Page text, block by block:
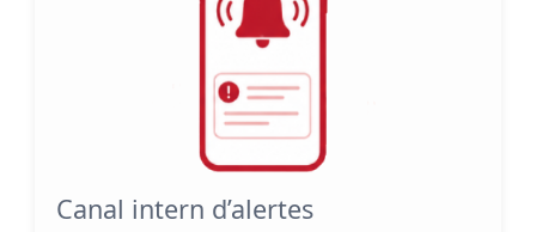
Canal intern d’alertes